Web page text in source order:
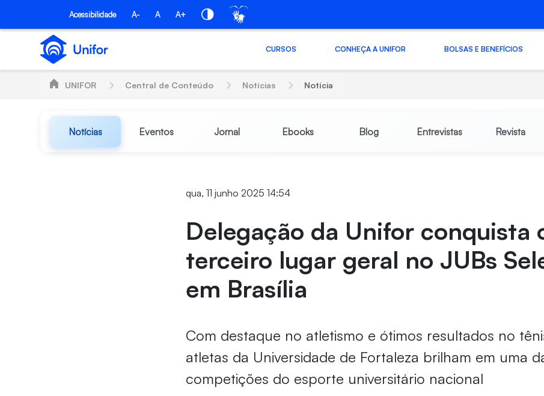
Pular para o Conteúdo principal
Acessibilidade A- A A+
CURSOS CONHEÇA A UNIFOR BOLSAS E BENEFÍCIOS
UNIFOR Central de Conteúdo Notícias Notícia
Notícias Eventos Jornal Ebooks Blog Entrevistas Revista
qua, 11 junho 2025 14:54
Delegação da Unifor conquista
terceiro lugar geral no JUBs
em Brasília
Com destaque no atletismo e ótimos resultados no
atletas da Universidade de Fortaleza brilham em uma
competições do esporte universitário nacional